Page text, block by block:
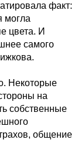
факт:
могла
цвета. И
самого
Некоторые
на
собственные
общение